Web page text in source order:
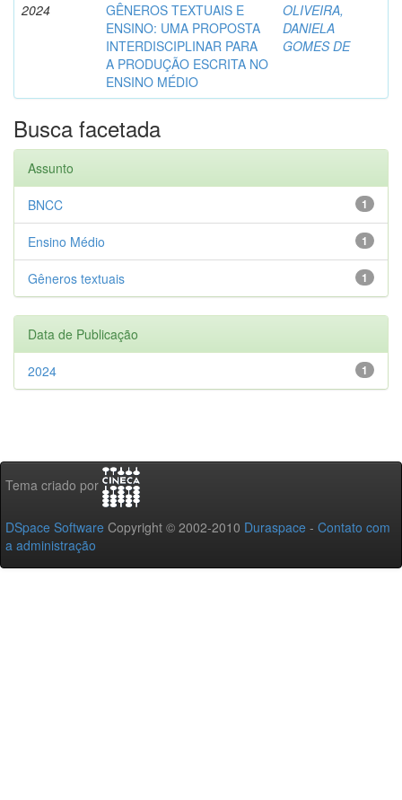
2024
GÊNEROS TEXTUAIS E
ENSINO: UMA PROPOSTA
INTERDISCIPLINAR PARA
A PRODUÇÃO ESCRITA NO
ENSINO MÉDIO
OLIVEIRA,
DANIELA
GOMES DE
Busca facetada
Assunto
1
BNCC
1
Ensino Médio
1
Gêneros textuais
Data de Publicação
1
2024
Tema criado por
DSpace Software Copyright © 2002-2010 Duraspace - Contato com
a administração